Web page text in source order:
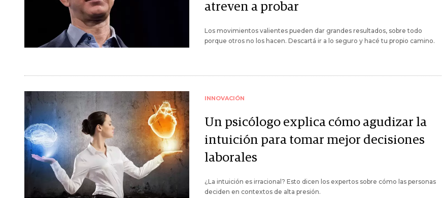
atreven a probar
Los movimientos valientes pueden dar grandes resultados, sobre todo
porque otros no los hacen. Descartá ir a lo seguro y hacé tu propio camino.
INNOVACIÓN
Un psicólogo explica cómo agudizar la
intuición para tomar mejor decisiones
laborales
¿La intuición es irracional? Esto dicen los expertos sobre cómo las personas
deciden en contextos de alta presión.